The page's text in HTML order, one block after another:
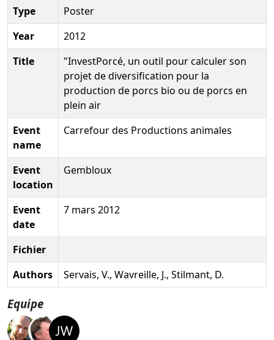
Type
Poster
Year
2012
Title
"InvestPorcé, un outil pour calculer son
projet de diversification pour la
production de porcs bio ou de porcs en
plein air
Event
name
Carrefour des Productions animales
Event
location
Gembloux
Event
date
7 mars 2012
Fichier
Authors
Servais, V., Wavreille, J., Stilmant, D.
Equipe